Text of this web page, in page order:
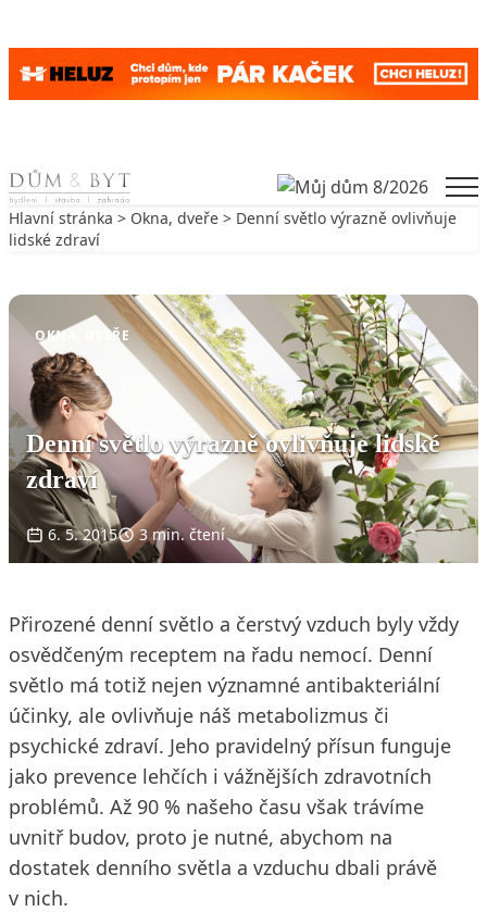
Skip to content
Hlavní stránka > Okna, dveře > Denní světlo výrazně ovlivňuje
lidské zdraví
OKNA, DVEŘE
Denní světlo výrazně ovlivňuje lidské
zdraví
6. 5. 2015 3 min. čtení
Přirozené denní světlo a čerstvý vzduch byly vždy
osvědčeným receptem na řadu nemocí. Denní
světlo má totiž nejen významné antibakteriální
účinky, ale ovlivňuje náš metabolizmus či
psychické zdraví. Jeho pravidelný přísun funguje
jako prevence lehčích i vážnějších zdravotních
problémů. Až 90 % našeho času však trávíme
uvnitř budov, proto je nutné, abychom na
dostatek denního světla a vzduchu dbali právě
v nich.